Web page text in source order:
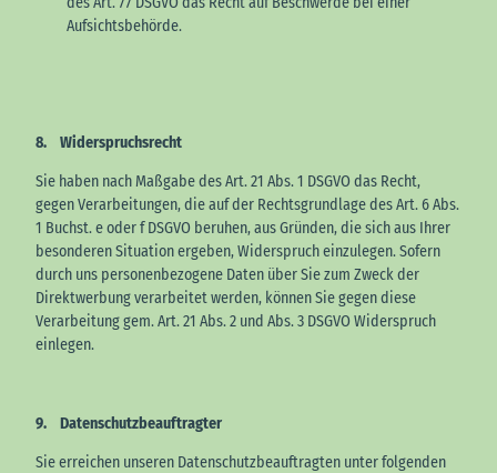
Aufsichtsbehörde.
8. Widerspruchsrecht
Sie haben nach Maßgabe des Art. 21 Abs. 1 DSGVO das Recht,
gegen Verarbeitungen, die auf der Rechtsgrundlage des Art. 6 Abs.
1 Buchst. e oder f DSGVO beruhen, aus Gründen, die sich aus Ihrer
besonderen Situation ergeben, Widerspruch einzulegen. Sofern
durch uns personenbezogene Daten über Sie zum Zweck der
Direktwerbung verarbeitet werden, können Sie gegen diese
Verarbeitung gem. Art. 21 Abs. 2 und Abs. 3 DSGVO Widerspruch
einlegen.
9. Datenschutzbeauftragter
Sie erreichen unseren Datenschutzbeauftragten unter folgenden